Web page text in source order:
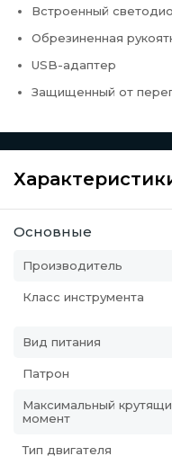
Встроенный
Обрезиненная
USB-адаптер
Защищенный от
Основные
Производитель
Класс инструмента
Вид питания
Патрон
Максимальный
момент
Тип двигателя